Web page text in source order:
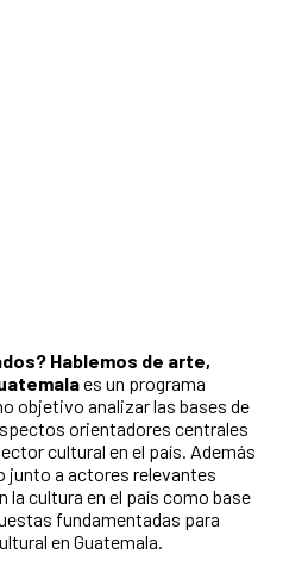
Hablemos de arte,
es un programa
objetivo analizar las bases de
orientadores centrales
cultural en el país. Además
junto a actores relevantes
la cultura en el país como base
fundamentadas para
en Guatemala.